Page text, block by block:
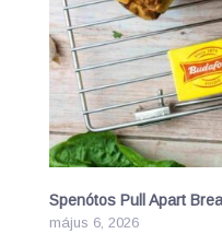
Spenótos Pull Apart
május 6, 2026